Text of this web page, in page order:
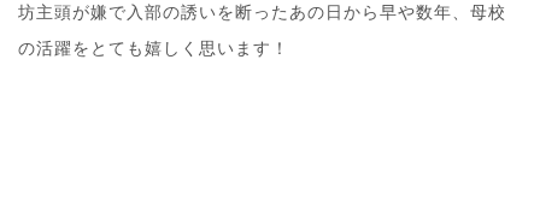
坊主頭が嫌で入部の誘いを断ったあの日から早や数年、母校
の活躍をとても嬉しく思います！